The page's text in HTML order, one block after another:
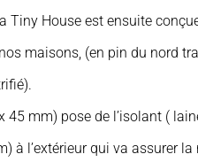
House est ensuite
maisons, (en pin du nord
mm) pose de l’isolant (
à l’extérieur qui va assurer la